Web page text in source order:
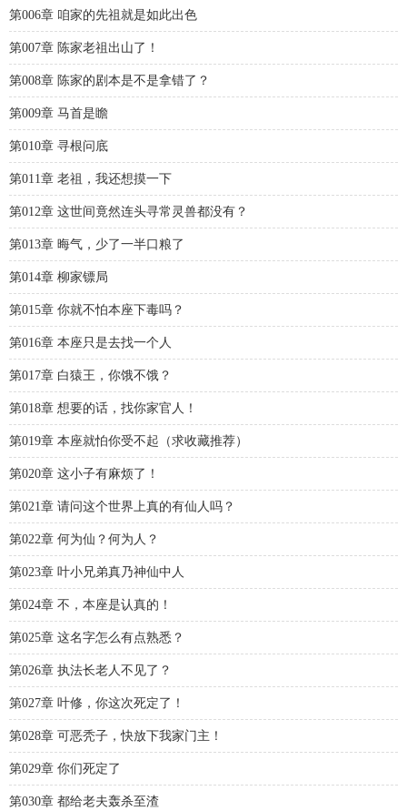
第006章 咱家的先祖就是如此出色
第007章 陈家老祖出山了！
第008章 陈家的剧本是不是拿错了？
第009章 马首是瞻
第010章 寻根问底
第011章 老祖，我还想摸一下
第012章 这世间竟然连头寻常灵兽都没有？
第013章 晦气，少了一半口粮了
第014章 柳家镖局
第015章 你就不怕本座下毒吗？
第016章 本座只是去找一个人
第017章 白猿王，你饿不饿？
第018章 想要的话，找你家官人！
第019章 本座就怕你受不起（求收藏推荐）
第020章 这小子有麻烦了！
第021章 请问这个世界上真的有仙人吗？
第022章 何为仙？何为人？
第023章 叶小兄弟真乃神仙中人
第024章 不，本座是认真的！
第025章 这名字怎么有点熟悉？
第026章 执法长老人不见了？
第027章 叶修，你这次死定了！
第028章 可恶秃子，快放下我家门主！
第029章 你们死定了
第030章 都给老夫轰杀至渣